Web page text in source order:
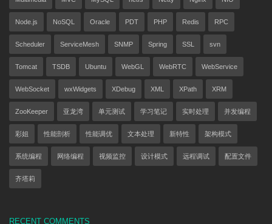
Node.js NoSQL Oracle PDT PHP Redis RPC
Scheduler ServiceMesh SNMP Spring SSL svn
Tomcat TSDB Ubuntu WebGL WebRTC WebService
WebSocket wxWidgets XDebug XML XPath XRM
ZooKeeper 亚龙湾 单元测试 学习笔记 实时处理 并发编程
彩姐 性能剖析 性能调优 文本处理 新特性 架构模式
系统编程 网络编程 视频监控 设计模式 远程调试 配置文件
齐塔莉
RECENT COMMENTS